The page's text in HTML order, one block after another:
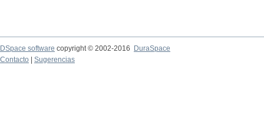
DSpace software copyright © 2002-2016
DuraSpace
Contacto
Sugerencias